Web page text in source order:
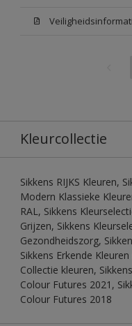
Kleurcollectie
Sikkens RIJKS Kleuren,
Modern Klassieke
RAL, Sikkens
Grijzen, Sikkens
Gezondheidszorg,
Sikkens Erkende
Collectie kleuren,
Colour Futures 2021,
Colour Futures 2018